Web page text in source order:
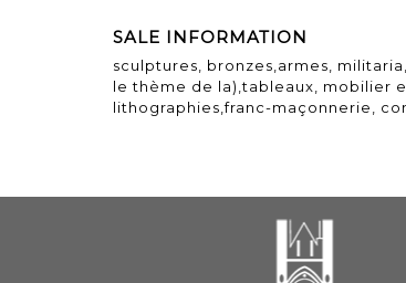
SALE INFORMATION
sculptures, bronzes,armes,
le thème de la),tableaux, mobilier
lithographies,franc-maçonnerie,